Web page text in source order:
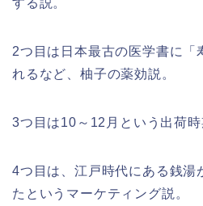
する説。
2つ目は日本最古の医学書に「
れるなど、柚子の薬効説。
3つ目は10～12月という出荷時
4つ目は、江戸時代にある銭湯
たというマーケティング説。